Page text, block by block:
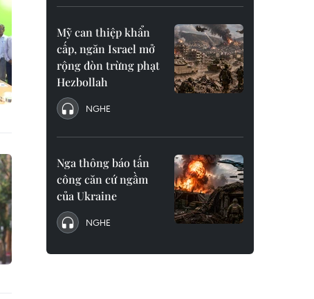
Mỹ can thiệp khẩn
cấp, ngăn Israel mở
rộng đòn trừng phạt
Hezbollah
NGHE
Nga thông báo tấn
công căn cứ ngầm
của Ukraine
NGHE